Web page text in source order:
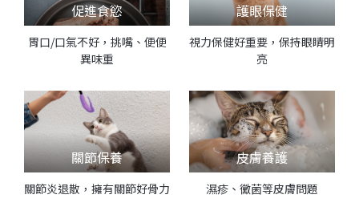
促進食慾
胃口/口氣不好，挑嘴、便便
異味重
護眼保健
視力保健好重要，保持眼睛明
亮
關節保養
關節炎退散，擁有關節好骨力
皮膚養護
濕疹、黴菌等皮膚問題